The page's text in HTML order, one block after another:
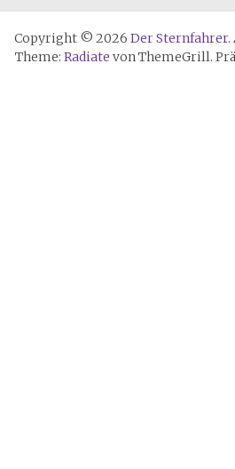
Copyright © 2026 Der Sternfahrer.
Theme: Radiate von ThemeGrill.